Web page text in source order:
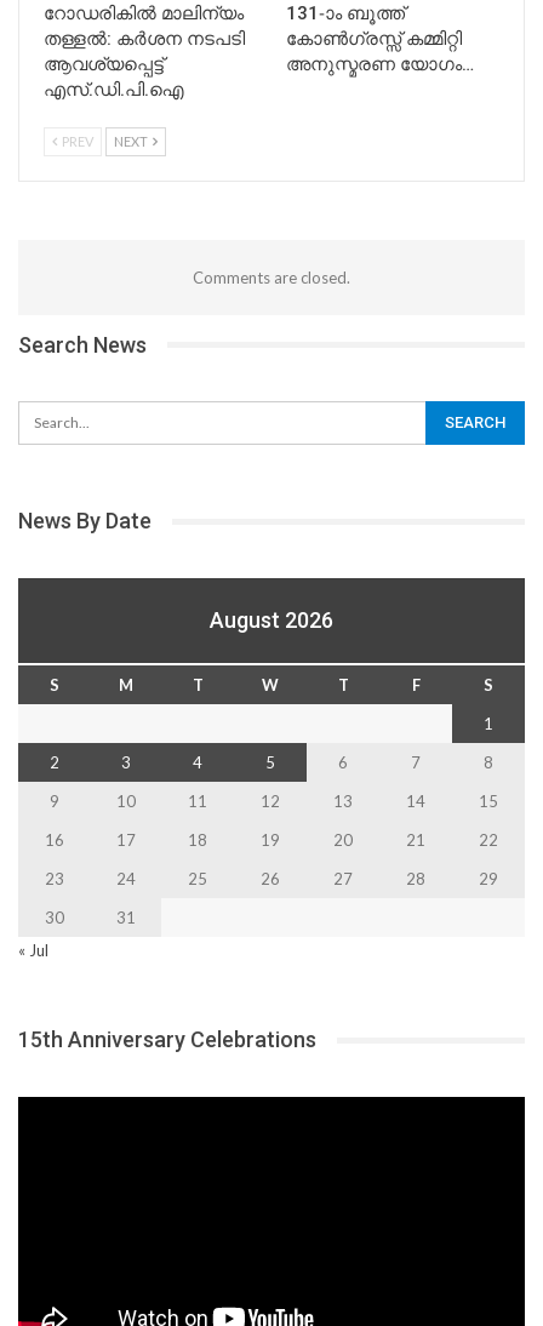
റോഡരികിൽ മാലിന്യം
തള്ളൽ: കർശന നടപടി
ആവശ്യപ്പെട്ട്
എസ്.ഡി.പി.ഐ
131-ാം ബൂത്ത്
കോൺഗ്രസ്സ് കമ്മിറ്റി
അനുസ്മരണ യോഗം…
PREV NEXT
Comments are closed.
Search News
News By Date
August 2026
S M T W T F
S
1
2
3 4 5 6 7
8
9
10 11 12 13 14
15
16
17 18 19 20 21
22
23
24 25 26 27 28
29
30
31
« Jul
15th Anniversary Celebrations